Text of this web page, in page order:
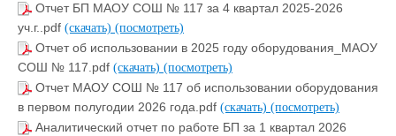
Отчет БП МАОУ СОШ № 117 за 4 квартал 2025-2026
уч.г..pdf (скачать) (посмотреть)
Отчет об использовании в 2025 году оборудования_МАОУ
СОШ № 117.pdf (скачать) (посмотреть)
Отчет МАОУ СОШ № 117 об использовании оборудования
в первом полугодии 2026 года.pdf (скачать) (посмотреть)
Аналитический отчет по работе БП за 1 квартал 2026